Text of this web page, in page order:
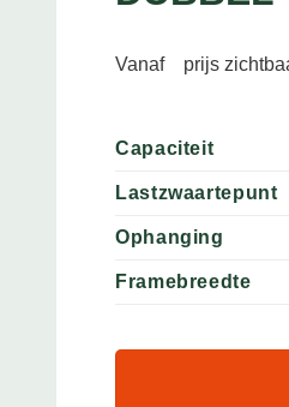
Vanaf prijs
Capaciteit
Lastzwaartepunt
Ophanging
Framebreedte